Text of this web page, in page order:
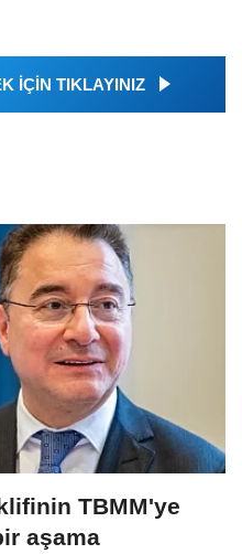
İÇİN TIKLAYINIZ
TBMM'ye
aşama